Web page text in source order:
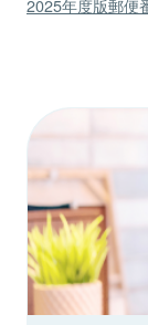
2025年度版郵便